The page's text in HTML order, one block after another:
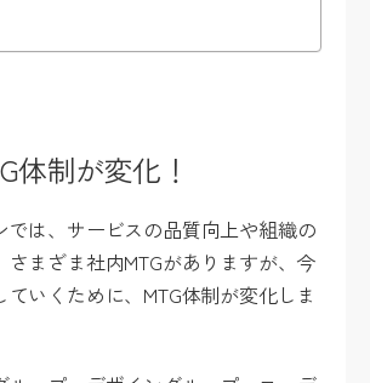
体制が変化！
では、サービスの品質向上や組織の
まざま社内MTGがありますが、今
いくために、MTG体制が変化しま